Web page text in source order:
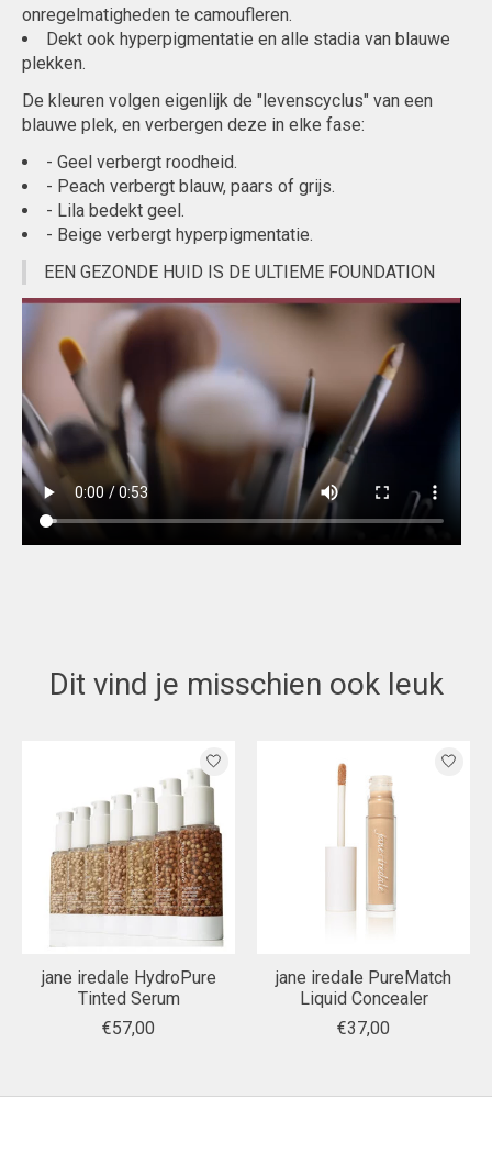
onregelmatigheden te camoufleren.
Dekt ook hyperpigmentatie en alle stadia van blauwe
plekken.
De kleuren volgen eigenlijk de "levenscyclus" van een
blauwe plek, en verbergen deze in elke fase:
- Geel verbergt roodheid.
- Peach verbergt blauw, paars of grijs.
- Lila bedekt geel.
- Beige verbergt hyperpigmentatie.
EEN GEZONDE HUID IS DE ULTIEME FOUNDATION
Dit vind je misschien ook leuk
Items van productcarrousel
jane iredale HydroPure
Tinted Serum
€57,00
jane iredale PureMatch
Liquid Concealer
€37,00